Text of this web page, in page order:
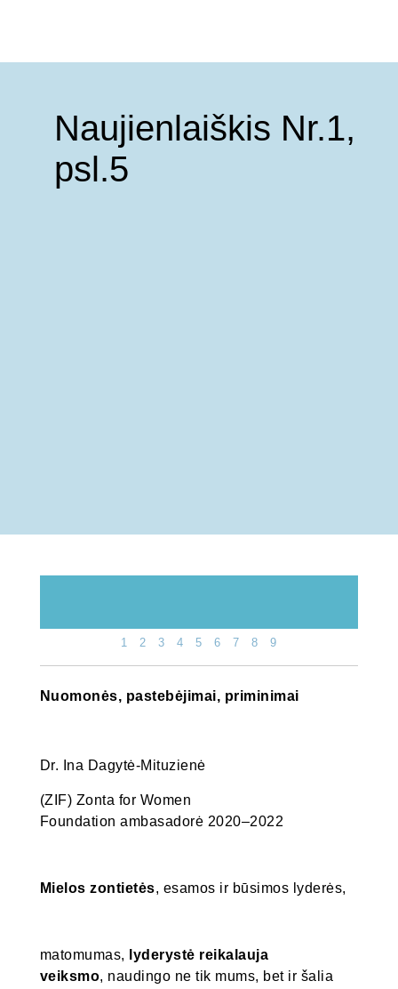
Naujienlaiškis Nr.1,
psl.5
1 2 3 4 5 6 7 8 9
Nuomonės, pastebėjimai, priminimai
Dr. Ina Dagytė-Mituzienė
(ZIF) Zonta for Women
Foundation ambasadorė 2020–2022
Mielos zontietės, esamos ir būsimos lyderės,
matomumas,
lyderystė reikalauja
veiksmo, naudingo ne tik mums, bet ir šalia